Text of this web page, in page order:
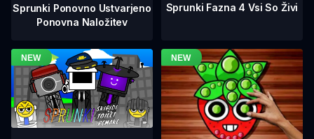
Sprunki Ponovno Ustvarjeno
Ponovna Naložitev
Sprunki Fazna 4 Vsi So Živi